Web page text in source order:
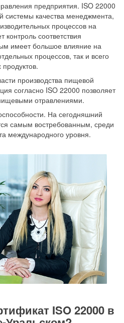
предприятия. ISO 22000
системы качества менеджмента,
процессов на
соответствия
имеет большое влияние на
процессов, так и всего
производства пищевой
согласно ISO 22000 позволяет
отравлениями.
На сегодняшний
самым востребованным, среди
международного уровня.
ISO 22000 в